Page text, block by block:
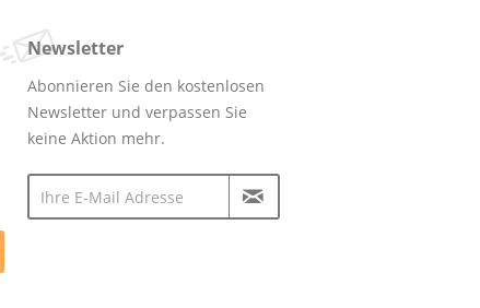
Newsletter
Abonnieren Sie den kostenlosen
Newsletter und verpassen Sie
keine Aktion mehr.